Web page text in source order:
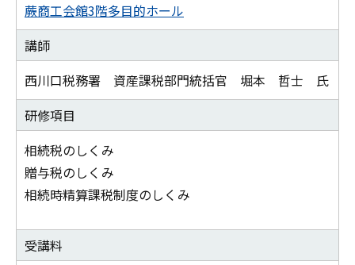
蕨商工会館3階多目的ホール
講師
西川口税務署 資産課税部門統括官 堀本 哲士 氏
研修項目
相続税のしくみ
贈与税のしくみ
相続時精算課税制度のしくみ
受講料